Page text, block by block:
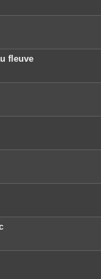
è
j
o
i
t
fleuve